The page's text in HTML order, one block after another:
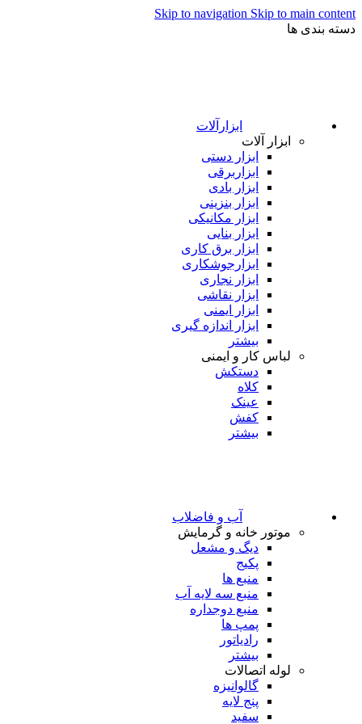
Skip to navigation Skip to main content
دسته بندی ها
ابزارآلات
ابزار آلات
ابزار دستی
ابزاربرقی
ابزار بادی
ابزار بنزینی
ابزار مکانیکی
ابزار بنایی
ابزار برق کاری
ابزارجوشکاری
ابزار نجاری
ابزار نقاشی
ابزار ایمنی
ابزار اندازه گیری
بیشتر
لباس کار و ایمنی
دستکش
کلاه
عینک
کفش
بیشتر
آب و فاضلاب
موتور خانه و گرمایش
دیگ و مشعل
پکیج
منبع ها
منبع سه لایه آب
منبع دوجداره
پمپ ها
رادیاتور
بیشتر
لوله اتصالات
گالوانیزه
پنج لایه
سفید